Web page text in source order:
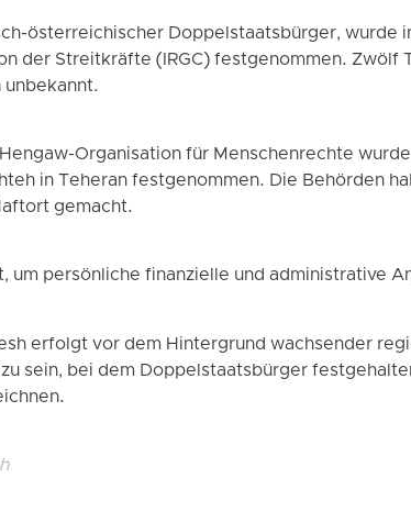
österreichischer Doppelstaatsbürger, wurde
der Streitkräfte (IRGC) festgenommen. Zwölf
Organisation für Menschenrechte
in Teheran festgenommen. Die Behörden
gemacht.
um persönliche finanzielle und administrative
erfolgt vor dem Hintergrund wachsender
sein, bei dem Doppelstaatsbürger